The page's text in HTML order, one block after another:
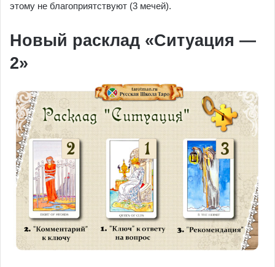
этому не благоприятствуют (3 мечей).
Новый расклад «Ситуация —
2»